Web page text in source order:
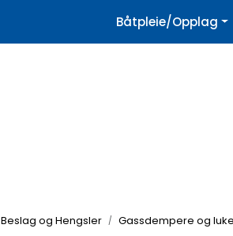
Kjøpshjelp |
Båtpleie/Opplag
Beslag og Hengsler Gassdempere og